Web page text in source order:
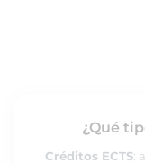
¿Qué
Créditos ECTS: